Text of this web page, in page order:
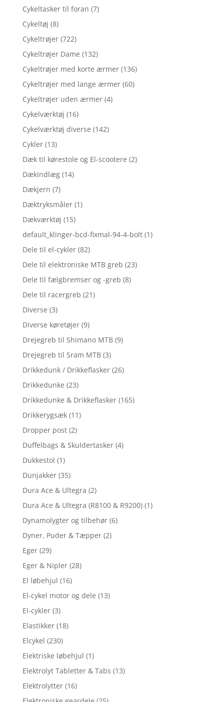
Cykeltasker til foran (7)
Cykeltøj (8)
Cykeltrøjer (722)
Cykeltrøjer Dame (132)
Cykeltrøjer med korte ærmer (136)
Cykeltrøjer med lange ærmer (60)
Cykeltrøjer uden ærmer (4)
Cykelværktøj (16)
Cykelværktøj diverse (142)
Cykler (13)
Dæk til kørestole og El-scootere (2)
Dækindlæg (14)
Dækjern (7)
Dæktryksmåler (1)
Dækværktøj (15)
default_klinger-bcd-fixmal-94-4-bolt (1)
Dele til el-cykler (82)
Dele til elektroniske MTB greb (23)
Dele til fælgbremser og -greb (8)
Dele til racergreb (21)
Diverse (3)
Diverse køretøjer (9)
Drejegreb til Shimano MTB (9)
Drejegreb til Sram MTB (3)
Drikkedunk / Drikkeflasker (26)
Drikkedunke (23)
Drikkedunke & Drikkeflasker (165)
Drikkerygsæk (11)
Dropper post (2)
Duffelbags & Skuldertasker (4)
Dukkestol (1)
Dunjakker (35)
Dura Ace & Ultegra (2)
Dura Ace & Ultegra (R8100 & R9200) (1)
Dynamolygter og tilbehør (6)
Dyner, Puder & Tæpper (2)
Eger (29)
Eger & Nipler (28)
El løbehjul (16)
El-cykel motor og dele (13)
El-cykler (3)
Elastikker (18)
Elcykel (230)
Elektriske løbehjul (1)
Elektrolyt Tabletter & Tabs (13)
Elektrolytter (16)